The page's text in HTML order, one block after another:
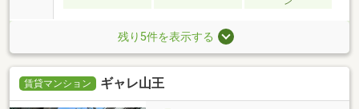
残り5件を表示する
賃貸マンション ギャレ山王